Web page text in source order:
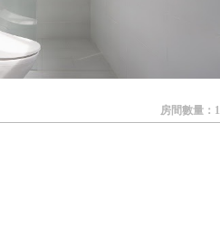
房間數量：